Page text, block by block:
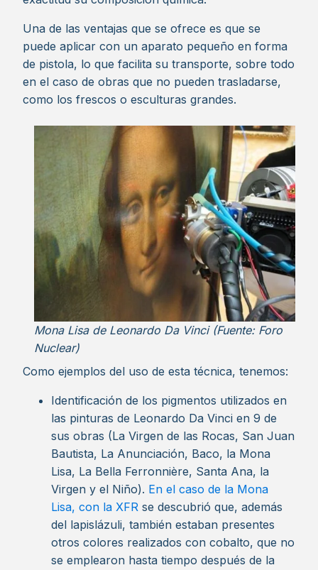
Una de las ventajas que se ofrece es que se
puede aplicar con un aparato pequeño en forma
de pistola, lo que facilita su transporte, sobre todo
en el caso de obras que no pueden trasladarse,
como los frescos o esculturas grandes.
Mona Lisa de Leonardo Da Vinci (Fuente: Foro
Nuclear)
Como ejemplos del uso de esta técnica, tenemos:
Identificación de los pigmentos utilizados en
las pinturas de Leonardo Da Vinci en 9 de
sus obras (La Virgen de las Rocas, San Juan
Bautista, La Anunciación, Baco, la Mona
Lisa, La Bella Ferronnière, Santa Ana, la
Virgen y el Niño). En el caso de la Mona
Lisa, con la XFR se descubrió que, además
del lapislázuli, también estaban presentes
otros colores realizados con cobalto, que no
se emplearon hasta tiempo después de la